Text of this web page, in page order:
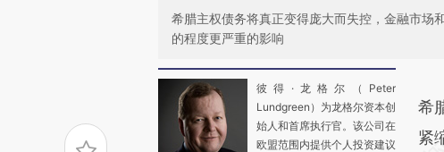
希腊主权债务将真正变得庞大而失控，金融市场
的程度更严重的影响
彼得·龙格尔（Peter
Lundgreen）为龙格尔资本创
始人和首席执行官。该公司在
欧盟范围内提供个人投资建议
希
紧